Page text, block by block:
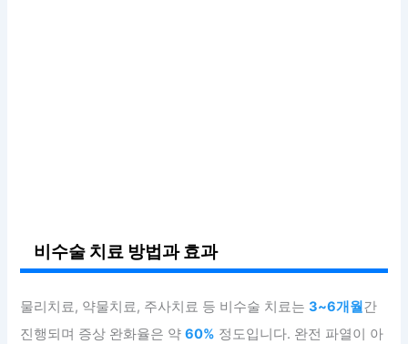
비수술 치료 방법과 효과
물리치료, 약물치료, 주사치료 등 비수술 치료는3~6개월간
진행되며 증상 완화율은 약60% 정도입니다. 완전 파열이 아